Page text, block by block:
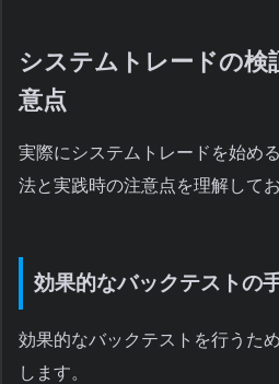
システムトレードの検
意点
実際にシステムトレードを始め
法と実践時の注意点を理解して
効果的なバックテストの
効果的なバックテストを行うた
します。